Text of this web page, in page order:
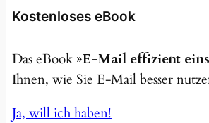
Kostenloses eBook
Das eBook »E-Mail effizient
Ihnen, wie Sie E-Mail besser
Ja, will ich haben!